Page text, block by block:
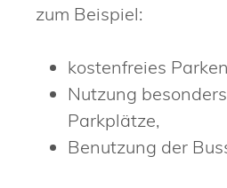
zum Beispiel:
kostenfreies
Nutzung
Parkplätze,
Benutzung der